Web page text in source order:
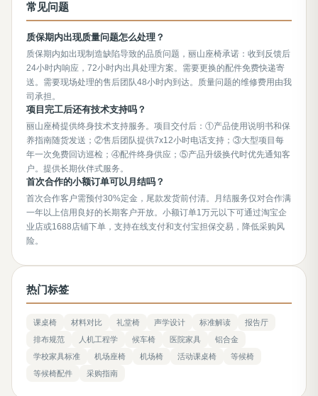
常见问题
质保期内出现质量问题怎么处理？
质保期内如出现制造缺陷导致的品质问题，丽山座椅承诺：收到反馈后
24小时内响应，72小时内出具处理方案。需要更换的配件免费快递寄
送。需要现场处理的售后团队48小时内到达。质量问题的维修费用由我
司承担。
项目完工后还有技术支持吗？
丽山座椅提供终身技术支持服务。项目交付后：①产品使用说明书和保
养指南随货发送；②售后团队提供7x12小时电话支持；③大型项目每
年一次免费回访巡检；④配件终身供应；⑤产品升级换代时优先通知客
户。提供长期伙伴式服务。
首次合作的小额订单可以月结吗？
首次合作客户需预付30%定金，尾款发货前付清。月结服务仅对合作满
一年以上信用良好的长期客户开放。小额订单1万元以下可通过淘宝企
业店或1688店铺下单，支持在线支付和支付宝担保交易，降低采购风
险。
热门标签
课桌椅 材料对比 礼堂椅 声学设计 标准解读
报告厅
排布规范
人机工程学 候车椅 医院家具
铝合金
学校家具标准
机场座椅 机场椅 活动课桌椅
等候椅
等候椅配件
采购指南